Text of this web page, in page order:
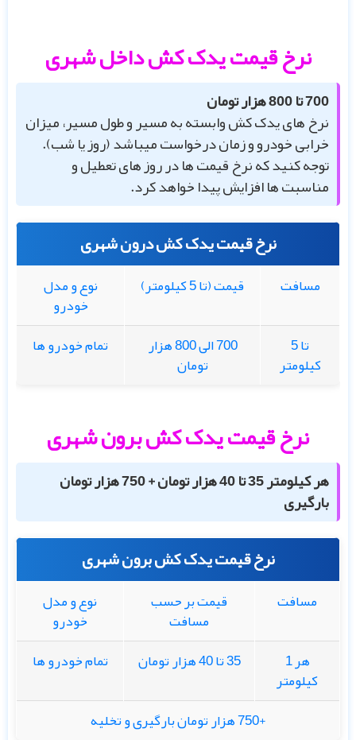
نرخ قیمت یدک کش داخل شهری
700 تا 800 هزار تومان
نرخ های یدک کش وابسته به مسیر و طول مسیر، میزان
خرابی خودرو و زمان درخواست میباشد (روز یا شب).
توجه کنید که نرخ قیمت ها در روز های تعطیل و
مناسبت ها افزایش پیدا خواهد کرد.
نرخ قیمت یدک کش درون شهری
مسافت قیمت (تا 5 کیلومتر) نوع و مدل
خودرو
تا 5
کیلومتر
700 الی 800 هزار
تومان
تمام خودرو ها
نرخ قیمت یدک کش برون شهری
هر کیلومتر 35 تا 40 هزار تومان + 750 هزار تومان
بارگیری
نرخ قیمت یدک کش برون شهری
مسافت قیمت بر حسب
مسافت
نوع و مدل
خودرو
هر 1
کیلومتر
تمام خودرو ها